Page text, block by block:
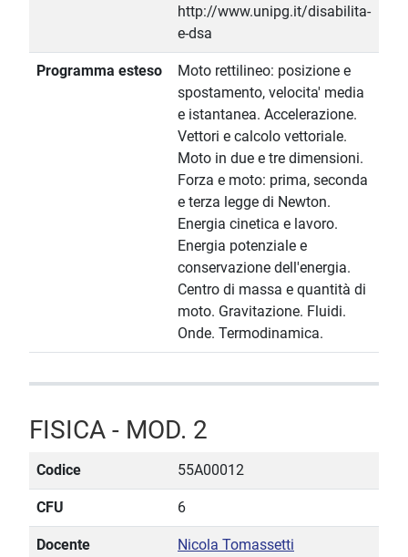
http://www.unipg.it/disabilita-
e-dsa
Programma esteso
Moto rettilineo: posizione e
spostamento, velocita' media
e istantanea. Accelerazione.
Vettori e calcolo vettoriale.
Moto in due e tre dimensioni.
Forza e moto: prima, seconda
e terza legge di Newton.
Energia cinetica e lavoro.
Energia potenziale e
conservazione dell'energia.
Centro di massa e quantità di
moto. Gravitazione. Fluidi.
Onde. Termodinamica.
FISICA - MOD. 2
Codice 55A00012
CFU 6
Docente
Nicola Tomassetti